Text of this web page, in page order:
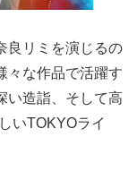
良リミを演じるの
々な作品で活躍す
い造詣、そして高
いTOKYOライ